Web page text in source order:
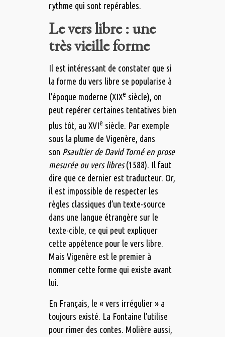
rythme qui sont repérables.
Le vers libre : une
très vieille forme
Il est intéressant de constater que si
la forme du vers libre se popularise à
l’époque moderne (XIXe siècle), on
peut repérer certaines tentatives bien
plus tôt, au XVIe siècle. Par exemple
sous la plume de Vigenère, dans
son Psaultier de David Torné en prose
mesurée ou vers libres(1588). Il faut
dire que ce dernier est traducteur. Or,
il est impossible de respecter les
règles classiques d’un texte-source
dans une langue étrangère sur le
texte-cible, ce qui peut expliquer
cette appétence pour le vers libre.
Mais Vigenère est le premier à
nommer cette forme qui existe avant
lui.
En Français, le « vers irrégulier » a
toujours existé. La Fontaine l’utilise
pour rimer des contes. Molière aussi,